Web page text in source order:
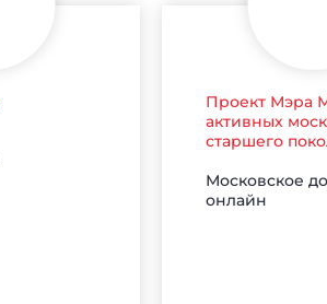
Проект Мэра
активных
старшего
Московское
онлайн